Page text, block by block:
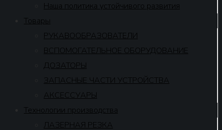
Наша политика устойчивого развития
Товары
РУКАВООБРАЗОВАТЕЛИ
ВСПОМОГАТЕЛЬНОЕ ОБОРУДОВАНИЕ
ДОЗАТОРЫ
ЗАПАСНЫЕ ЧАСТИ УСТРОЙСТВА
АКСЕССУАРЫ
Технологии производства
ЛАЗЕРНАЯ РЕЗКА